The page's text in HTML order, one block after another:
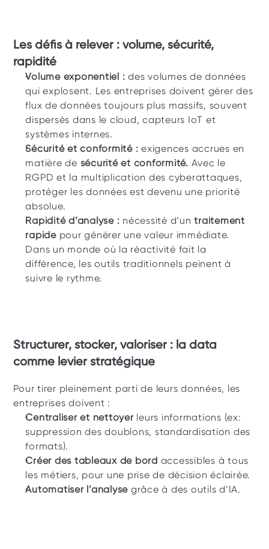
Les défis à relever : volume, sécurité,
rapidité
Volume exponentiel : des volumes de données
qui explosent. Les entreprises doivent gérer des
flux de données toujours plus massifs, souvent
dispersés dans le cloud, capteurs IoT et
systèmes internes.
Sécurité et conformité : exigences accrues en
matière de sécurité et conformité. Avec le
RGPD et la multiplication des cyberattaques,
protéger les données est devenu une priorité
absolue.
Rapidité d’analyse : nécessité d’un traitement
rapide pour générer une valeur immédiate.
Dans un monde où la réactivité fait la
différence, les outils traditionnels peinent à
suivre le rythme.
Structurer, stocker, valoriser : la data
comme levier stratégique
Pour tirer pleinement parti de leurs données, les
entreprises doivent :
Centraliser et nettoyer leurs informations (ex:
suppression des doublons, standardisation des
formats).
Créer des tableaux de bord accessibles à tous
les métiers, pour une prise de décision éclairée.
Automatiser l’analyse grâce à des outils d’IA.